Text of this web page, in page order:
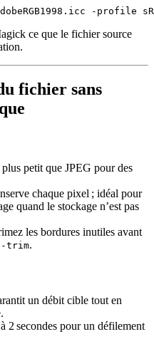
ce que le fichier source
fichier sans
plus petit que JPEG pour des
chaque pixel ; idéal pour
quand le stockage n’est pas
les bordures inutiles avant
-trim.
un débit cible tout en
2 secondes pour un défilement